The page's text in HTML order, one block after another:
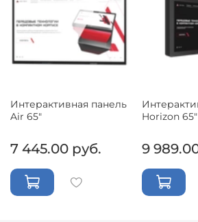
Интерактивная панель
Air 65"
7 445.00 руб.
Horizon 65"
9